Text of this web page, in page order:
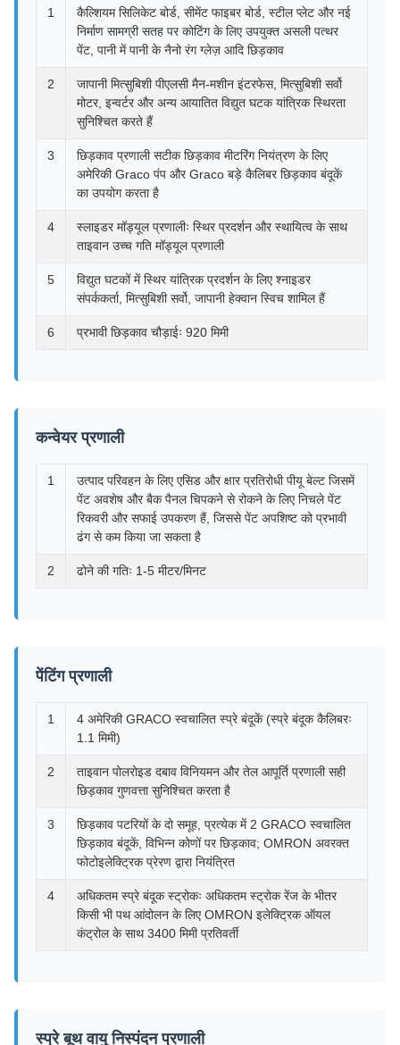
1
कैल्शियम सिलिकेट बोर्ड, सीमेंट फाइबर बोर्ड, स्टील प्लेट और नई
निर्माण सामग्री सतह पर कोटिंग के लिए उपयुक्त असली पत्थर
पेंट, पानी में पानी के नैनो रंग ग्लेज़ आदि छिड़काव
2
जापानी मित्सुबिशी पीएलसी मैन-मशीन इंटरफेस, मित्सुबिशी सर्वो
मोटर, इन्वर्टर और अन्य आयातित विद्युत घटक यांत्रिक स्थिरता
सुनिश्चित करते हैं
3
छिड़काव प्रणाली सटीक छिड़काव मीटरिंग नियंत्रण के लिए
अमेरिकी Graco पंप और Graco बड़े कैलिबर छिड़काव बंदूकें
का उपयोग करता है
4
स्लाइडर मॉड्यूल प्रणालीः स्थिर प्रदर्शन और स्थायित्व के साथ
ताइवान उच्च गति मॉड्यूल प्रणाली
5
विद्युत घटकों में स्थिर यांत्रिक प्रदर्शन के लिए श्नाइडर
संपर्ककर्ता, मित्सुबिशी सर्वो, जापानी हेक्वान स्विच शामिल हैं
6 प्रभावी छिड़काव चौड़ाईः 920 मिमी
कन्वेयर प्रणाली
1
उत्पाद परिवहन के लिए एसिड और क्षार प्रतिरोधी पीयू बेल्ट जिसमें
पेंट अवशेष और बैक पैनल चिपकने से रोकने के लिए निचले पेंट
रिकवरी और सफाई उपकरण हैं, जिससे पेंट अपशिष्ट को प्रभावी
ढंग से कम किया जा सकता है
2 ढोने की गतिः 1-5 मीटर/मिनट
पेंटिंग प्रणाली
1
4 अमेरिकी GRACO स्वचालित स्प्रे बंदूकें (स्प्रे बंदूक कैलिबरः
1.1 मिमी)
2
ताइवान पोलरोइड दबाव विनियमन और तेल आपूर्ति प्रणाली सही
छिड़काव गुणवत्ता सुनिश्चित करता है
3
छिड़काव पटरियों के दो समूह, प्रत्येक में 2 GRACO स्वचालित
छिड़काव बंदूकें, विभिन्न कोणों पर छिड़काव; OMRON अवरक्त
फोटोइलेक्ट्रिक प्रेरण द्वारा नियंत्रित
4
अधिकतम स्प्रे बंदूक स्ट्रोकः अधिकतम स्ट्रोक रेंज के भीतर
किसी भी पथ आंदोलन के लिए OMRON इलेक्ट्रिक ऑयल
कंट्रोल के साथ 3400 मिमी प्रतिवर्ती
स्प्रे बूथ वायु निस्पंदन प्रणाली